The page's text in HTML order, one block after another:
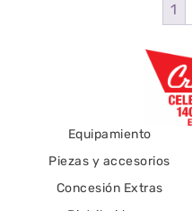
1
Equipamiento
Piezas y accesorios
Concesión Extras